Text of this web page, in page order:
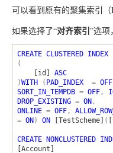
可以看到原有的聚集索引
如果选择了“对齐索引”选项
CREATE CLUSTERED INDEX
(
[id]
)WITH ( PAD_INDEX = OFF
SORT_IN_TEMPDB = OFF,
DROP_EXISTING = ON,
ONLINE = OFF,
= ON) ON [TestScheme] (
CREATE NONCLUSTERED